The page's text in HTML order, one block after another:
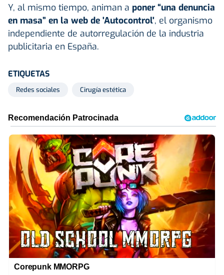
Y, al mismo tiempo, animan a poner “una denuncia
en masa” en la web de 'Autocontrol', el organismo
independiente de autorregulación de la industria
publicitaria en España.
ETIQUETAS
Redes sociales Cirugía estética
Corepunk MMORPG